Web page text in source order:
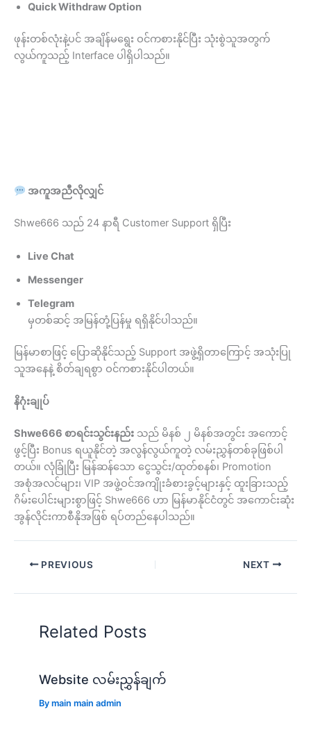
Quick Withdraw Option
ဖုန်းတစ်လုံးနဲ့ပင် အချိန်မရွေး ဝင်ကစားနိုင်ပြီး သုံးစွဲသူအတွက်
လွယ်ကူသည့် Interface ပါရှိပါသည်။
အကူအညီလိုလျှင်
Shwe666 သည် 24 နာရီ Customer Support ရှိပြီး
Live Chat
Messenger
Telegram
မှတစ်ဆင့် အမြန်တုံ့ပြန်မှု ရရှိနိုင်ပါသည်။
မြန်မာစာဖြင့် ပြောဆိုနိုင်သည့် Support အဖွဲ့ရှိတာကြောင့် အသုံးပြု
သူအနေနဲ့ စိတ်ချရစွာ ဝင်ကစားနိုင်ပါတယ်။
နိဂုံးချုပ်
Shwe666 စာရင်းသွင်းနည်း သည် မိနစ် ၂ မိနစ်အတွင်း အကောင့်
ဖွင့်ပြီး Bonus ရယူနိုင်တဲ့ အလွန်လွယ်ကူတဲ့ လမ်းညွှန်တစ်ခုဖြစ်ပါ
တယ်။ လုံခြုံပြီး မြန်ဆန်သော ငွေသွင်း/ထုတ်စနစ်၊ Promotion
အစုံအလင်များ၊ VIP အဖွဲ့ဝင်အကျိုးခံစားခွင့်များနှင့် ထူးခြားသည့်
ဂိမ်းပေါင်းများစွာဖြင့် Shwe666 ဟာ မြန်မာနိုင်ငံတွင် အကောင်းဆုံး
အွန်လိုင်းကာစီနိုအဖြစ် ရပ်တည်နေပါသည်။
PREVIOUS NEXT
Related Posts
Website လမ်းညွှန်ချက်
Bymain main admin